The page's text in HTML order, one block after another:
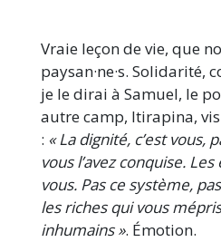
Vraie leçon de vie, que
paysan·ne·s. Solidarité,
je le dirai à Samuel, le
autre camp, Itirapina,
: « La dignité, c’est vous,
vous l’avez conquise.
vous. Pas ce système,
les riches qui vous
inhumains ». Émotion.